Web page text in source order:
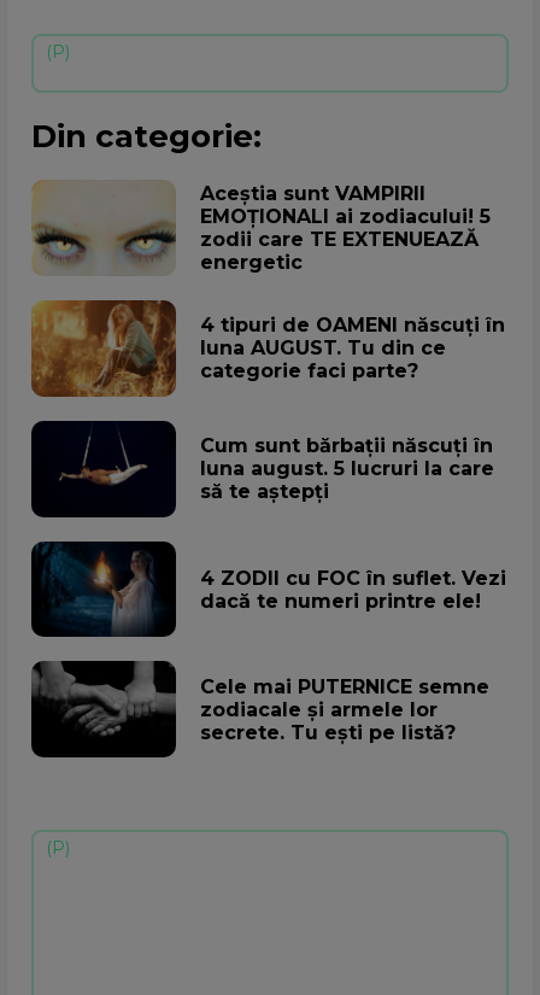
Din categorie:
Aceștia sunt VAMPIRII
EMOȚIONALI ai zodiacului! 5
zodii care TE EXTENUEAZĂ
energetic
4 tipuri de OAMENI născuți în
luna AUGUST. Tu din ce
categorie faci parte?
Cum sunt bărbații născuți în
luna august. 5 lucruri la care
să te aștepți
4 ZODII cu FOC în suflet. Vezi
dacă te numeri printre ele!
Cele mai PUTERNICE semne
zodiacale și armele lor
secrete. Tu ești pe listă?